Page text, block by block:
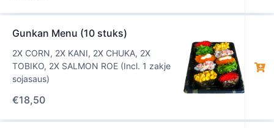
Gunkan Menu (10 stuks)
2X CORN, 2X KANI, 2X CHUKA, 2X
TOBIKO, 2X SALMON ROE (Incl. 1 zakje
sojasaus)
€18,50